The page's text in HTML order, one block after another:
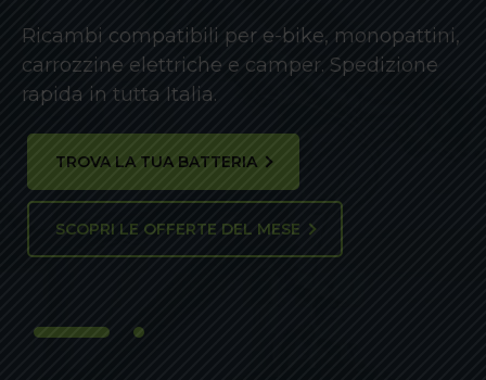
Ricambi compatibili per e-bike, monopattini,
carrozzine elettriche e camper. Spedizione
rapida in tutta Italia.
TROVA LA TUA BATTERIA
SCOPRI LE OFFERTE DEL MESE
Ricellaggio rapido e
conveniente per